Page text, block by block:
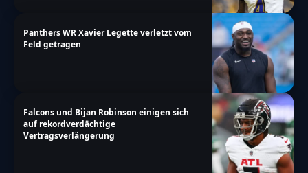
Panthers WR Xavier Legette verletzt vom
Feld getragen
Falcons und Bijan Robinson einigen sich
auf rekordverdächtige
Vertragsverlängerung